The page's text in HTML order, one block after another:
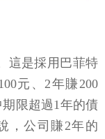
這是採用巴菲特
元、2年賺200
限超過1年的債
，公司賺2年的